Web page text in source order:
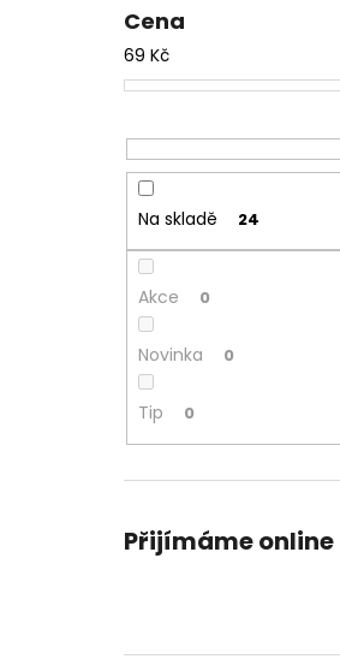
Cena
69 Kč
Na skladě 24
Akce 0
Novinka 0
Tip 0
Přijímáme